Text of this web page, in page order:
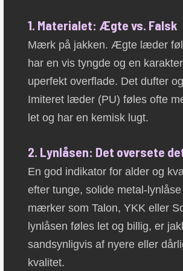
1. Materialet: Ægte vs. Falsk
Mærk på jakken. Ægte læder
har en vis tyngde og en
uperfekt overflade. Det dufter
Imiteret læder (PU) føles ofte
let og har en kemisk lugt.
2. Lynlåsen: Det oversete
En god indikator for alder og
efter tunge, solide metal-
mærker som Talon, YKK eller
lynlåsen føles let og billig, er
sandsynligvis af nyere eller
kvalitet.